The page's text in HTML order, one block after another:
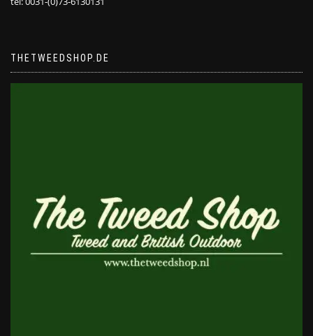
THETWEEDSHOP.DE